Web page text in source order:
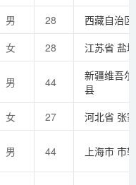
男 28
西藏自治区
女 28 江苏省 盐
男 44
新疆维吾
县
女 27 河北省 张
男 44 上海市 市